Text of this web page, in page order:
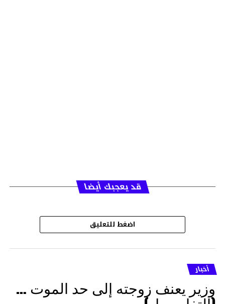
قد يعجبك أيضا
اضغط للتعليق
أخبار
وزير يعنف زوجته إلى حد الموت …